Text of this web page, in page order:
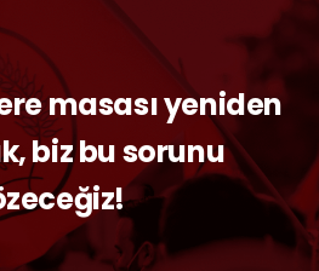
masası yeniden
biz bu sorunu